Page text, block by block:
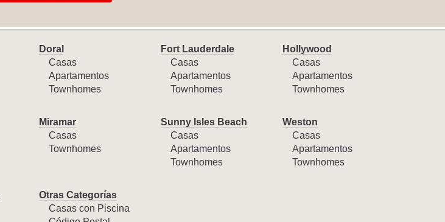
Doral
Casas
Apartamentos
Townhomes
Fort Lauderdale
Casas
Apartamentos
Townhomes
Hollywood
Casas
Apartamentos
Townhomes
Miramar
Casas
Townhomes
Sunny Isles Beach
Casas
Apartamentos
Townhomes
Weston
Casas
Apartamentos
Townhomes
Otras Categorías
Casas con Piscina